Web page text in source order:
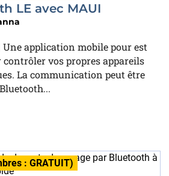
LE avec MAUI
Une application mobile pour est
contrôler vos propres appareils
La communication peut être
: GRATUIT)